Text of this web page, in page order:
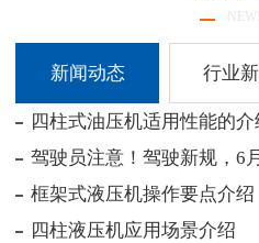
新闻动态 行业
四柱式油压机适用性能的介
驾驶员注意！驾驶新规，6
框架式液压机操作要点介绍
四柱液压机应用场景介绍